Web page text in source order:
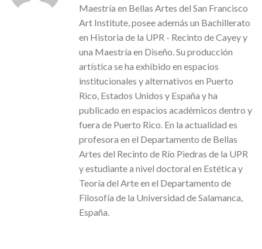
Maestría en Bellas Artes del San Francisco
Art Institute, posee además un Bachillerato
en Historia de la UPR - Recinto de Cayey y
una Maestría en Diseño. Su producción
artística se ha exhibido en espacios
institucionales y alternativos en Puerto
Rico, Estados Unidos y España y ha
publicado en espacios académicos dentro y
fuera de Puerto Rico. En la actualidad es
profesora en el Departamento de Bellas
Artes del Recinto de Río Piedras de la UPR
y estudiante a nivel doctoral en Estética y
Teoría del Arte en el Departamento de
Filosofía de la Universidad de Salamanca,
España.